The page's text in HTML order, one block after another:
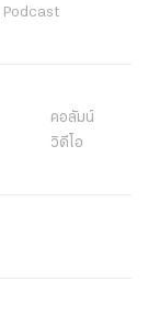
Podcast
คอลัมน์
วิดีโอ